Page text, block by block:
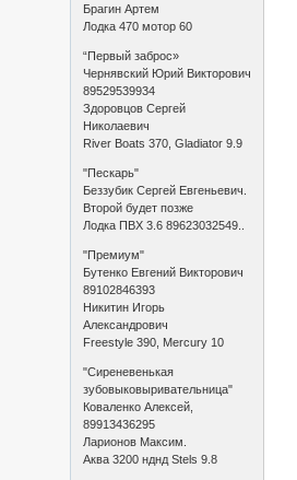
Брагин Артем
Лодка 470 мотор 60
“Первый заброс»
Чернявский Юрий Викторович
89529539934
Здоровцов Сергей
Николаевич
River Boats 370, Gladiator 9.9
"Пескарь"
Беззубик Сергей Евгеньевич.
Второй будет позже
Лодка ПВХ 3.6 89623032549..
"Премиум"
Бутенко Евгений Викторович
89102846393
Никитин Игорь
Александрович
Freestyle 390, Mercury 10
"Сиреневенькая
зубовыковыривательница"
Коваленко Алексей,
89913436295
Ларионов Максим.
Аква 3200 нднд Stels 9.8